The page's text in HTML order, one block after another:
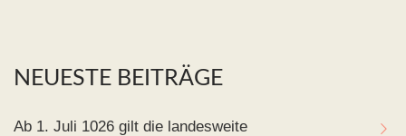
NEUESTE BEITRÄGE
Ab 1. Juli 1026 gilt die landesweite